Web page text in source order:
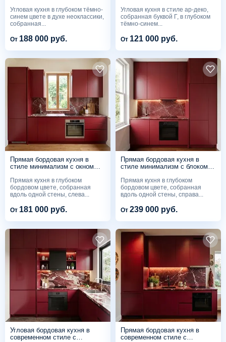
Контакты
Угловая кухня в глубоком тёмно-
синем цвете в духе неоклассики,
собранная...
От 188 000 руб.
Угловая кухня в стиле ар-деко,
собранная буквой Г, в глубоком
тёмно-синем...
От 121 000 руб.
Прямая бордовая кухня в
стиле минимализм с окном
Прямая кухня в глубоком
бордовом цвете, собранная
вдоль одной стены, слева...
От 181 000 руб.
Прямая бордовая кухня в
стиле минимализм с блоком
Прямая кухня в глубоком
бордовом цвете, собранная
вдоль одной стены, справа...
От 239 000 руб.
Угловая бордовая кухня в
современном стиле с
Прямая бордовая кухня в
современном стиле с